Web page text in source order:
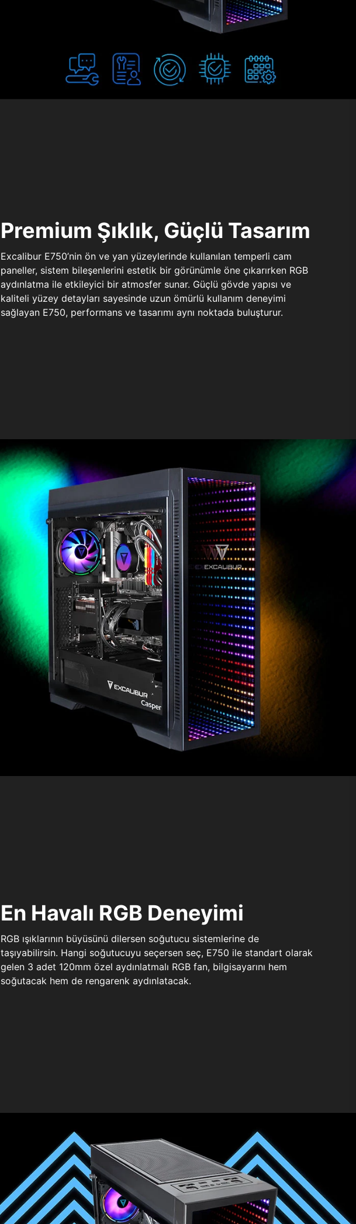
Premium Şıklık, Güçlü Tasarım
Excalibur E750’nin ön ve yan yüzeylerinde kullanılan temperli cam
paneller, sistem bileşenlerini estetik bir görünümle öne çıkarırken RGB
aydınlatma ile etkileyici bir atmosfer sunar. Güçlü gövde yapısı ve
kaliteli yüzey detayları sayesinde uzun ömürlü kullanım deneyimi
sağlayan E750, performans ve tasarımı aynı noktada buluşturur.
En Havalı RGB Deneyimi
RGB ışıklarının büyüsünü dilersen soğutucu sistemlerine de
taşıyabilirsin. Hangi soğutucuyu seçersen seç, E750 ile standart olarak
gelen 3 adet 120mm özel aydınlatmalı RGB fan, bilgisayarını hem
soğutacak hem de rengarenk aydınlatacak.